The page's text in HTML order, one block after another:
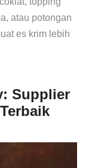
atau potongan
es krim lebih
Supplier